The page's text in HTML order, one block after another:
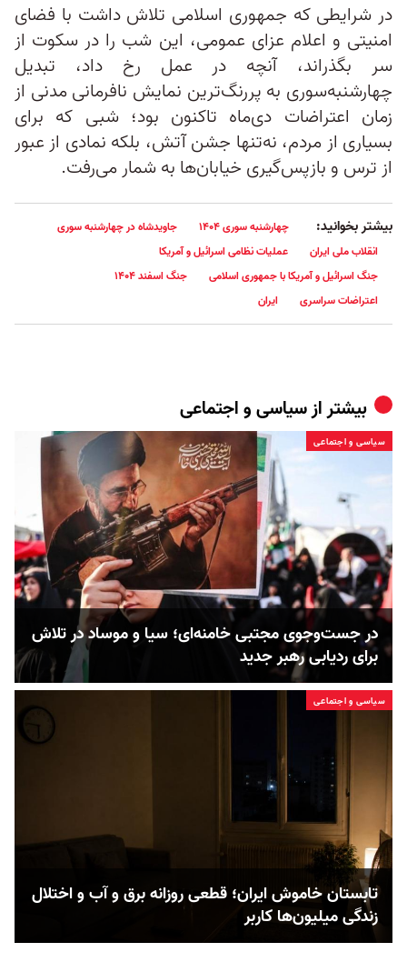
در شرایطی که جمهوری اسلامی تلاش داشت با فضای
امنیتی و اعلام عزای عمومی، این شب را در سکوت از
سر بگذراند، آنچه در عمل رخ داد، تبدیل
چهارشنبه‌سوری به پررنگ‌ترین نمایش نافرمانی مدنی از
زمان اعتراضات دی‌ماه تاکنون بود؛ شبی که برای
بسیاری از مردم، نه‌تنها جشن آتش، بلکه نمادی از عبور
از ترس و بازپس‌گیری خیابان‌ها به شمار می‌رفت.
بیشتر بخوانید: چهارشنبه سوری ۱۴۰۴
جاویدشاه در چهارشنبه سوری
انقلاب ملی ایران
عملیات نظامی اسرائیل و آمریکا
جنگ اسرائیل و آمریکا با جمهوری اسلامی
جنگ اسفند ۱۴۰۴
اعتراضات سراسری
ایران
بیشتر ازسیاسی و اجتماعی
سیاسی و اجتماعی
در جست‌و‌جوی مجتبی خامنه‌ای؛ سیا و موساد در تلاش‌
برای ردیابی رهبر جدید
سیاسی و اجتماعی
تابستان خاموش ایران؛ قطعی روزانه برق و آب و اختلال
زندگی میلیون‌ها کاربر